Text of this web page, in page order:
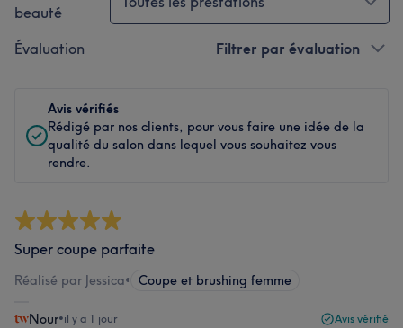
beauté
Évaluation Filtrer par évaluation
Avis vérifiés
Rédigé par nos clients, pour vous faire une idée de la
qualité du salon dans lequel vous souhaitez vous
rendre.
Super coupe parfaite
Réalisé par Jessica• Coupe et brushing femme
Nour•il y a 1 jour Avis vérifié